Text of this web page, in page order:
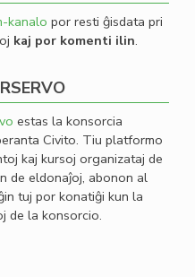
kanalo por resti ĝisdata pri
kaj por komenti ilin.
estas la konsorcia
Civito. Tiu platformo
kaj kursoj organizataj de
de eldonaĵoj, abonon al
tuj por konatiĝi kun la
de la konsorcio.